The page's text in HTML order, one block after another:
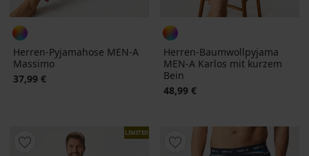
Herren-Pyjamahose MEN-A
Massimo
37,99 €
Herren-Baumwollpyjama
MEN-A Karlos mit kurzem
Bein
48,99 €
LIMITED